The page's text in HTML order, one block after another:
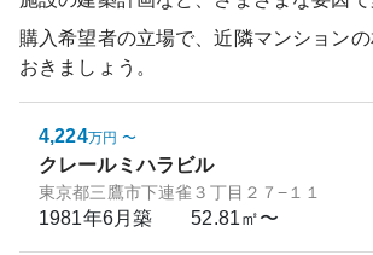
購入希望者の立場で、近隣マンション
おきましょう。
4,224万円 〜
クレールミハラビル
東京都三鷹市下連雀３丁目２７−１１
1981年6月築 52.81㎡〜